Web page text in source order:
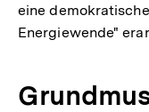
eine
Energiewende"